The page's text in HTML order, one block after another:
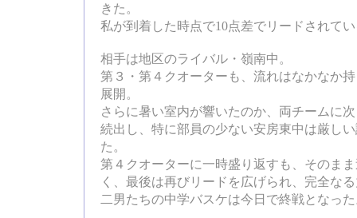
きた。
私が到着した時点で10点差でリードされて
相手は地区のライバル・嶺南中。
第３・第４クオーターも、流れはなかなか
展開。
さらに暑い室内が響いたのか、両チームに
続出し、特に部員の少ない安房東中は厳し
た。
第４クオーターに一時盛り返すも、そのま
く、最後は再びリードを広げられ、完全な
二男たちの中学バスケは今日で終戦となっ